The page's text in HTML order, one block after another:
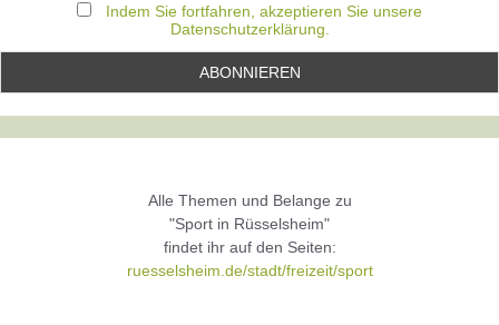
Indem Sie fortfahren, akzeptieren Sie unsere
Datenschutzerklärung.
Alle Themen und Belange zu
"Sport in Rüsselsheim"
findet ihr auf den Seiten:
ruesselsheim.de/stadt/freizeit/sport